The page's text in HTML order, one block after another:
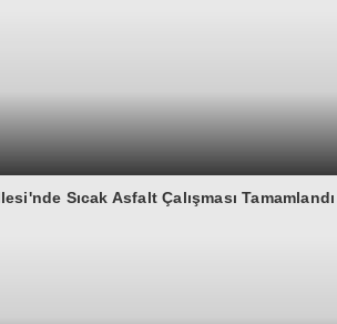
Sıcak Asfalt Çalışması Tamamlandı